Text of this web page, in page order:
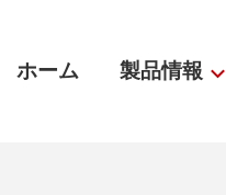
ホーム 製品情報